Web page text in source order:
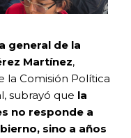
general de la
Martínez,
la Comisión Política
subrayó que la
no responde a
sino a años